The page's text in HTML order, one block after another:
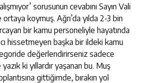
sorusunun cevabını Sayın Vali
koymuş. Ağrı’da yılda 2-3 bin
bir kamu personeliyle hayatında
hissetmeyen başka bir ildeki kamu
değerlendirirseniz sadece
yazık ki yıllardır yaşanan bu. Muş
gittiğimde, bırakın yol